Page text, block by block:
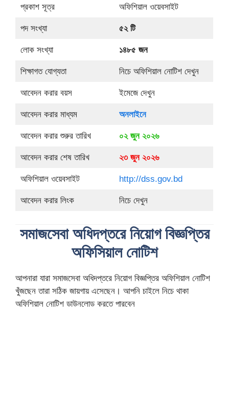
প্রকাশ সূত্র অফিশিয়াল ওয়েবসাইট
পদ সংখ্যা ৫২ টি
লোক সংখ্যা ১৪৮৫ জন
শিক্ষাগত যোগ্যতা নিচে অফিশিয়াল নোটিশ দেখুন
আবেদন করার বয়স ইমেজে দেখুন
আবেদন করার মাধ্যম অনলাইনে
আবেদন করার শুরুর তারিখ ০২ জুন ২০২৬
আবেদন করার শেষ তারিখ ২৩ জুন ২০২৬
অফিশিয়াল ওয়েবসাইট http://dss.gov.bd
আবেদন করার লিংক নিচে দেখুন
সমাজসেবা অধিদপ্তরে নিয়োগ বিজ্ঞপ্তির
অফিসিয়াল নোটিশ
আপনারা যারা সমাজসেবা অধিদপ্তরে নিয়োগ বিজ্ঞপ্তির অফিশিয়াল নোটিশ
খুঁজছেন তারা সঠিক জায়গায় এসেছেন। আপনি চাইলে নিচে থাকা
অফিশিয়াল নোটিশ ডাউনলোড করতে পারবেন